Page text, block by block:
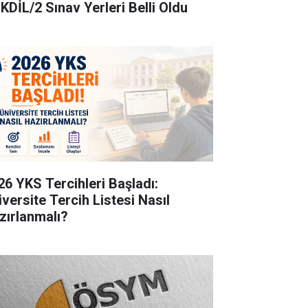
2 Sınav Yerleri Belli Oldu
YKS Tercihleri Başladı:
Tercih Listesi Nasıl